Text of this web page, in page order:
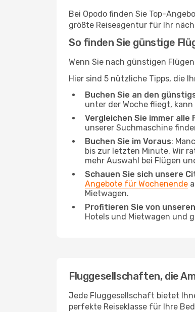
Bei Opodo finden Sie Top-
größte Reiseagentur für Ihr
So finden Sie günstige
Wenn Sie nach günstigen
Hier sind 5 nützliche Tipps, die
Buchen Sie an den
unter der Woche fliegt,
Vergleichen Sie immer
unserer Suchmaschine
Buchen Sie im Voraus:
bis zur letzten Minute. Wir
mehr Auswahl bei Flügen
Schauen Sie sich unsere
Angebote für Wochenende
Mietwagen.
Profitieren Sie von
Hotels und Mietwagen und
Fluggesellschaften, die
Jede Fluggesellschaft bietet
perfekte Reiseklasse für Ihre